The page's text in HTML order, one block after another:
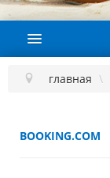
СТРАНЫ
главная \
BOOKING.COM